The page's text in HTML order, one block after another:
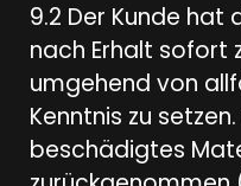
9.2 Der Kunde hat
nach Erhalt sofort
umgehend von
Kenntnis zu
beschädigtes